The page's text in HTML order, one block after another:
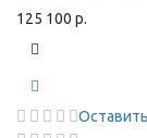
125 100 р.